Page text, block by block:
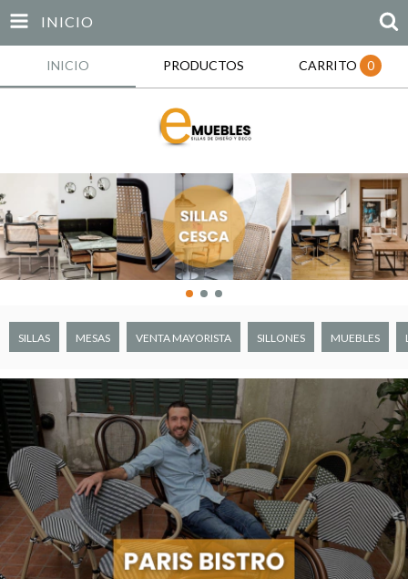
INICIO
INICIO PRODUCTOS CARRITO 0
SILLAS MESAS VENTA MAYORISTA SILLONES MUEBLES